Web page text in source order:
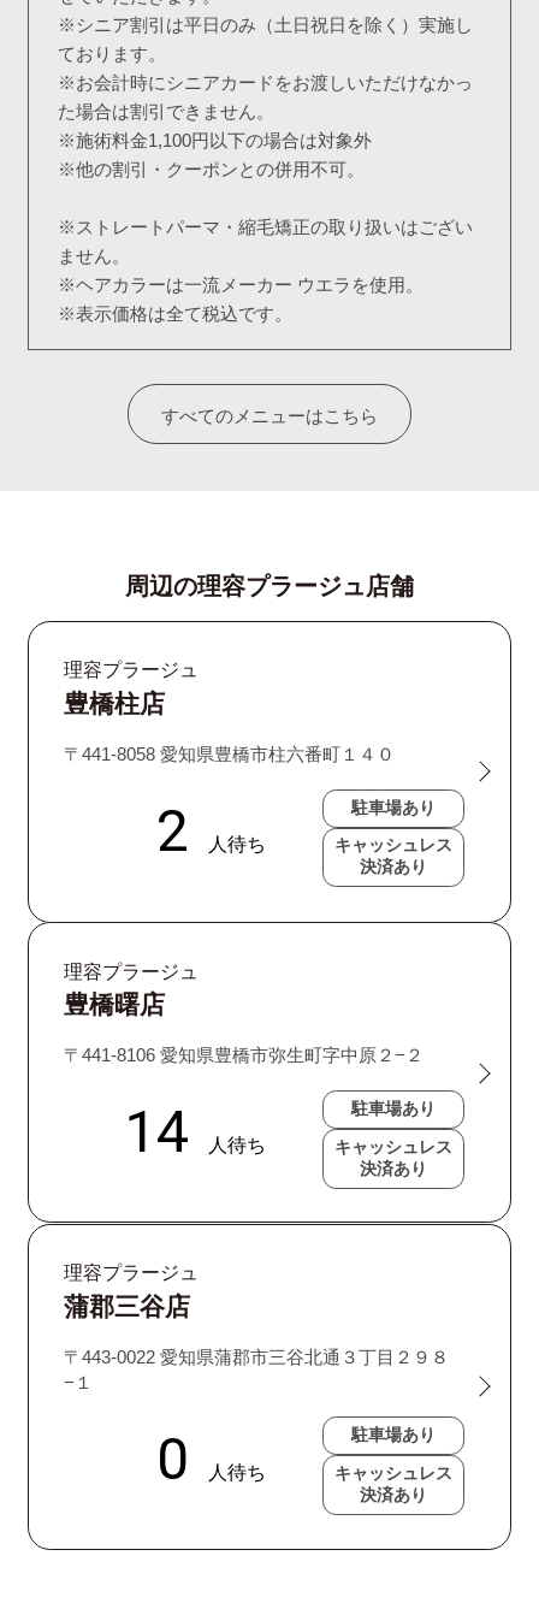
※シニア割引は平日のみ（土日祝日を除く）実施し
ております。
※お会計時にシニアカードをお渡しいただけなかっ
た場合は割引できません。
※施術料金1,100円以下の場合は対象外
※他の割引・クーポンとの併用不可。
※ストレートパーマ・縮毛矯正の取り扱いはござい
ません。
※ヘアカラーは一流メーカー ウエラを使用。
※表示価格は全て税込です。
すべてのメニューはこちら
周辺の理容プラージュ店舗
理容プラージュ
豊橋柱店
〒441-8058 愛知県豊橋市柱六番町１４０
駐車場あり
キャッシュレス
決済あり
理容プラージュ
豊橋曙店
〒441-8106 愛知県豊橋市弥生町字中原２−２
駐車場あり
キャッシュレス
決済あり
理容プラージュ
蒲郡三谷店
〒443-0022 愛知県蒲郡市三谷北通３丁目２９８
−１
駐車場あり
キャッシュレス
決済あり